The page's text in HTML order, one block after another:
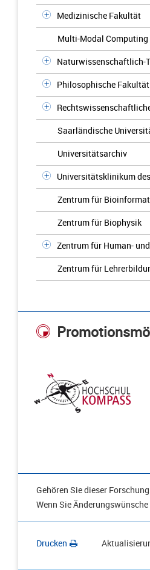
Medizinische Fakultät
Multi-Modal
Naturwissenschaftlich-
Philosophische Fakultät
Saarländische
Universitätsarchiv
Universitätsklinikum
Zentrum für
Zentrum für Biophysik
Zentrum für Human-
Zentrum für
Gehören Sie dieser
Wenn Sie
Drucken